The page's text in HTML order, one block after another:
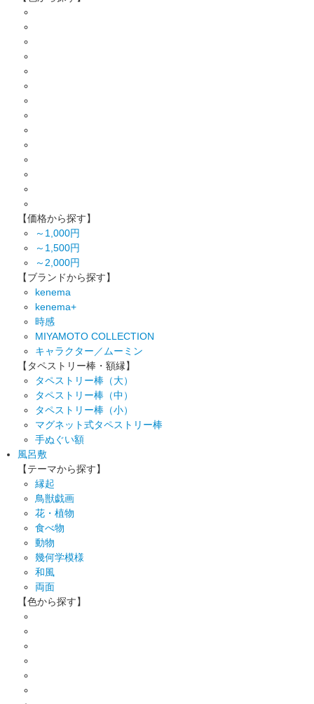
【価格から探す】
～1,000円
～1,500円
～2,000円
【ブランドから探す】
kenema
kenema+
時感
MIYAMOTO COLLECTION
キャラクター／ムーミン
【タペストリー棒・額縁】
タペストリー棒（大）
タペストリー棒（中）
タペストリー棒（小）
マグネット式タペストリー棒
手ぬぐい額
風呂敷
【テーマから探す】
縁起
鳥獣戯画
花・植物
食べ物
動物
幾何学模様
和風
両面
【色から探す】